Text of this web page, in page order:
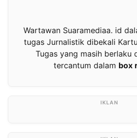
Wartawan Suaramediaa. id
tugas Jurnalistik dibekali
Tugas yang masih berlaku
tercantum dalam box